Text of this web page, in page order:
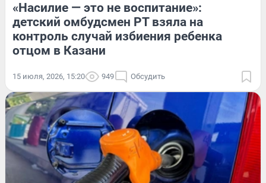
«Насилие — это не воспитание»:
детский омбудсмен РТ взяла на
контроль случай избиения ребенка
отцом в Казани
15 июля, 2026, 15:20 949 Обсудить